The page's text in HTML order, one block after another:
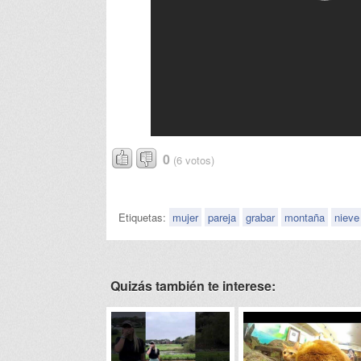
0 (6 votos)
Etiquetas: mujer pareja grabar montaña nieve
Quizás también te interese: